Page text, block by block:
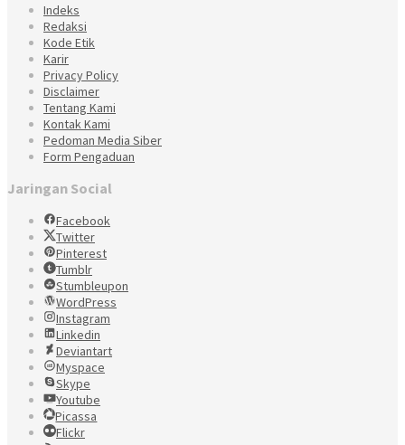
Indeks
Redaksi
Kode Etik
Karir
Privacy Policy
Disclaimer
Tentang Kami
Kontak Kami
Pedoman Media Siber
Form Pengaduan
Jaringan Social
Facebook
Twitter
Pinterest
Tumblr
Stumbleupon
WordPress
Instagram
Linkedin
Deviantart
Myspace
Skype
Youtube
Picassa
Flickr